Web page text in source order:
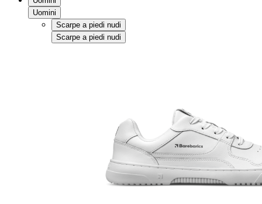
Uomini
Scarpe a piedi nudi
Scarpe a piedi nudi